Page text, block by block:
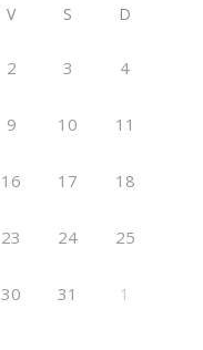
V S D
2 3 4
9 10 11
16 17 18
23 24 25
30 31 1